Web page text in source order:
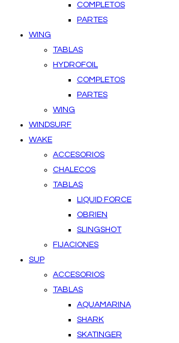
COMPLETOS
PARTES
WING
TABLAS
HYDROFOIL
COMPLETOS
PARTES
WING
WINDSURF
WAKE
ACCESORIOS
CHALECOS
TABLAS
LIQUID FORCE
OBRIEN
SLINGSHOT
FIJACIONES
SUP
ACCESORIOS
TABLAS
AQUAMARINA
SHARK
SKATINGER